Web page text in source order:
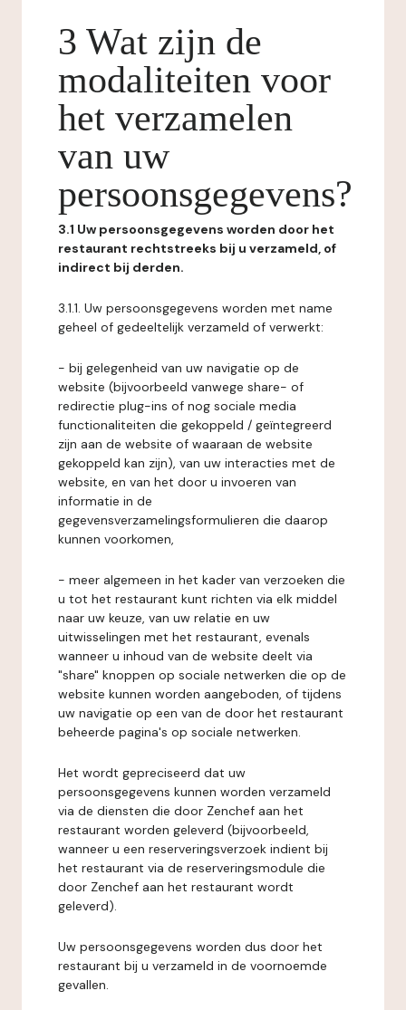
3 Wat zijn de
modaliteiten voor
het verzamelen
van uw
persoonsgegevens?
3.1 Uw persoonsgegevens worden door het
restaurant rechtstreeks bij u verzameld, of
indirect bij derden.
3.1.1. Uw persoonsgegevens worden met name
geheel of gedeeltelijk verzameld of verwerkt:
- bij gelegenheid van uw navigatie op de
website (bijvoorbeeld vanwege share- of
redirectie plug-ins of nog sociale media
functionaliteiten die gekoppeld / geïntegreerd
zijn aan de website of waaraan de website
gekoppeld kan zijn), van uw interacties met de
website, en van het door u invoeren van
informatie in de
gegevensverzamelingsformulieren die daarop
kunnen voorkomen,
- meer algemeen in het kader van verzoeken die
u tot het restaurant kunt richten via elk middel
naar uw keuze, van uw relatie en uw
uitwisselingen met het restaurant, evenals
wanneer u inhoud van de website deelt via
"share" knoppen op sociale netwerken die op de
website kunnen worden aangeboden, of tijdens
uw navigatie op een van de door het restaurant
beheerde pagina's op sociale netwerken.
Het wordt gepreciseerd dat uw
persoonsgegevens kunnen worden verzameld
via de diensten die door Zenchef aan het
restaurant worden geleverd (bijvoorbeeld,
wanneer u een reserveringsverzoek indient bij
het restaurant via de reserveringsmodule die
door Zenchef aan het restaurant wordt
geleverd).
Uw persoonsgegevens worden dus door het
restaurant bij u verzameld in de voornoemde
gevallen.